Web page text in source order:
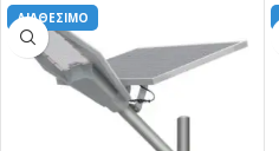
ΔΙΑΘΕΣΙΜΟ